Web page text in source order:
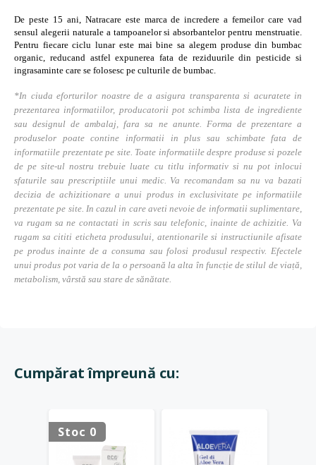
De peste 15 ani, Natracare este marca de incredere a femeilor care vad
sensul alegerii naturale a tampoanelor si absorbantelor pentru menstruatie.
Pentru fiecare ciclu lunar este mai bine sa alegem produse din bumbac
organic, reducand astfel expunerea fata de reziduurile din pesticide si
ingrasaminte care se folosesc pe culturile de bumbac.
*In ciuda eforturilor noastre de a asigura transparenta si acuratete in
prezentarea informatiilor, producatorii pot schimba lista de ingrediente
sau designul de ambalaj, fara sa ne anunte. Forma de prezentare a
produselor poate contine informatii in plus sau schimbate fata de
informatiile prezentate pe site. Toate informatiile despre produse si pozele
de pe site-ul nostru trebuie luate cu titlu informativ si nu pot inlocui
sfaturile sau prescriptiile unui medic. Va recomandam sa nu va bazati
decizia de achizitionare a unui produs in exclusivitate pe informatiile
prezentate pe site. In cazul in care aveti nevoie de informatii suplimentare,
va rugam sa ne contactati in scris sau telefonic, inainte de achizitie. Va
rugam sa cititi eticheta produsului, atentionarile si instructiunile afisate
pe produs inainte de a consuma sau folosi produsul respectiv. Efectele
unui produs pot varia de la o persoană la alta în funcție de stilul de viață,
metabolism, vârstă sau stare de sănătate.
Cumpărat împreună cu:
Stoc 0